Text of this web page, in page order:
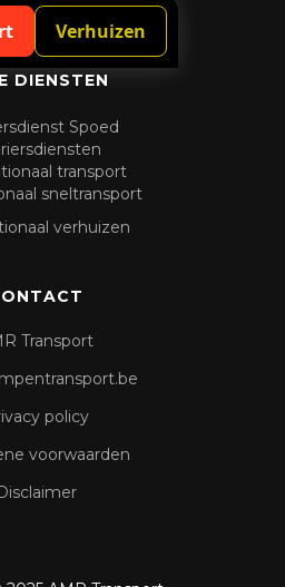
DIENSTEN
Spoed
transport
sneltransport
verhuizen
Transport
policy
voorwaarden
Disclaimer
Verhuizen